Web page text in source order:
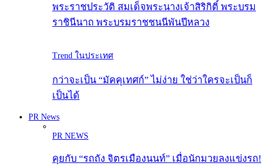
พระราชประวัติ สมเด็จพระนางเจ้าสิริกิติ์ พระบรม
ราชินีนาถ พระบรมราชชนนีพันปีหลวง
Trend ในประเทศ
กว่าจะเป็น “มัคคุเทศก์” ไม่ง่าย ใช่ว่าใครจะเป็นก็
เป็นได้
PR News
PR NEWS
คุยกับ “รถถัง จิตรเมืองนนท์” เมื่อนักมวยลงแข่งรถ!